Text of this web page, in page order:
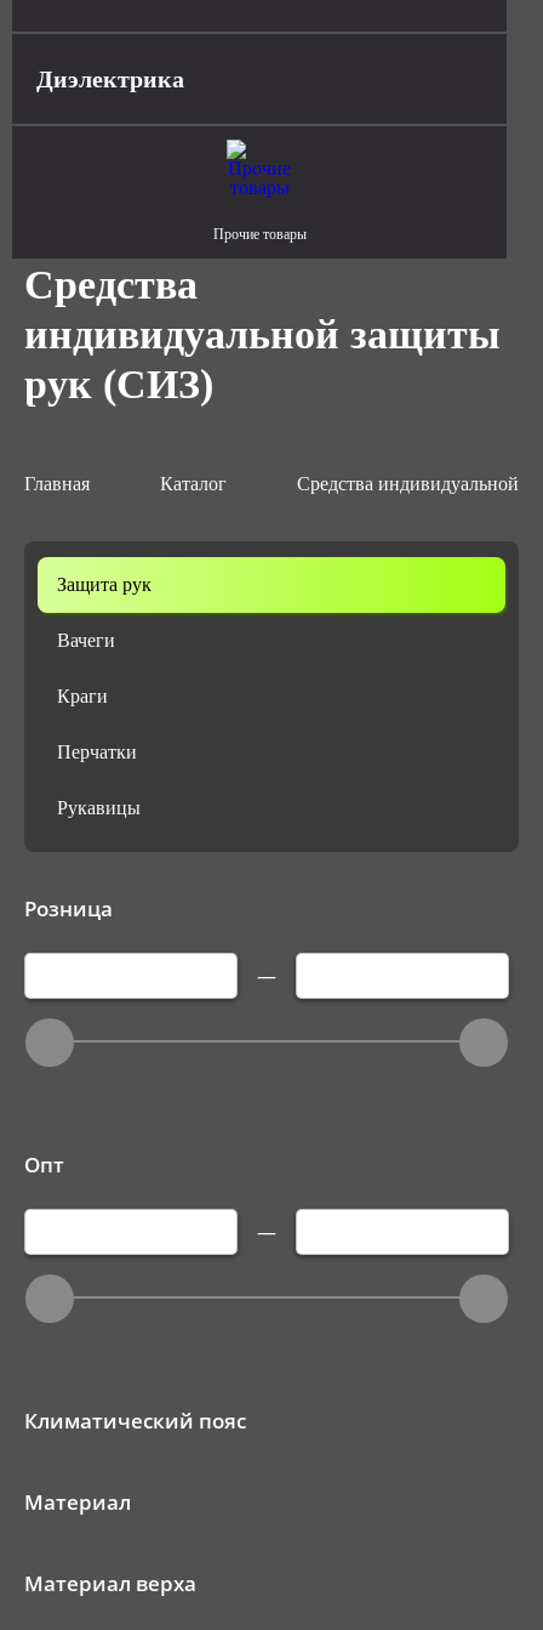
Диэлектрика
Прочие товары
Средства
индивидуальной защиты
рук (СИЗ)
Главная Каталог Средства индивидуальной
Защита рук
Вачеги
Краги
Перчатки
Рукавицы
Розница
—
Опт
—
Климатический пояс
Материал
Материал верха